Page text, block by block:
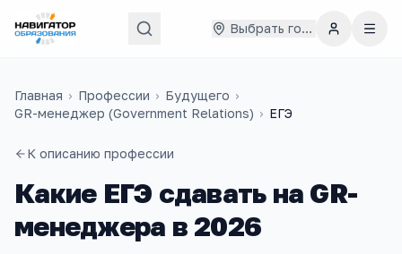
Выбрать город
Главная › Профессии › Будущего ›
GR-менеджер (Government Relations) › ЕГЭ
К описанию профессии
Какие ЕГЭ сдавать на GR-
менеджера в 2026